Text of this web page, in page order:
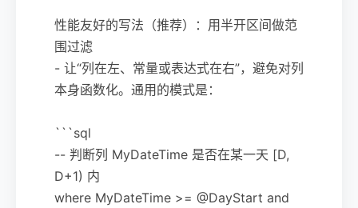
性能友好的写法（推荐）：用半开区间做范
围过滤
- 让“列在左、常量或表达式在右”，避免对列
本身函数化。通用的模式是：
```sql
-- 判断列 MyDateTime 是否在某一天 [D,
D+1) 内
where MyDateTime >= @DayStart and